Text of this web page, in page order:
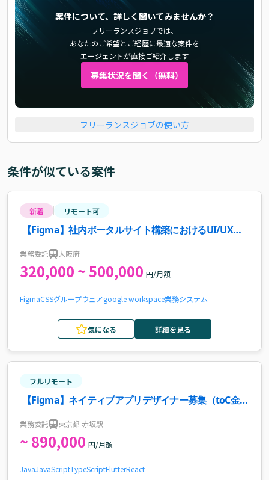
案件について、詳しく聞いてみませんか？
フリーランスジョブでは、
あなたのご希望とご経歴に最適な案件を
エージェントが直接ご紹介します
募集状況を聞く（無料）
フリーランスジョブの使い方
条件が似ている案件
新着 リモート可
【Figma】社内ポータルサイト構築におけるUI/UXデ
業務委託 大阪府
320,000 ~ 500,000 円/月額
FigmaCSSグループウェアgoogle workspace業務システム
気になる 詳細を見る
フルリモート
【Figma】ネイティブアプリデザイナー募集（toC金融
業務委託 東京都 赤坂駅
~ 890,000 円/月額
JavaJavaScriptTypeScriptFlutterReact